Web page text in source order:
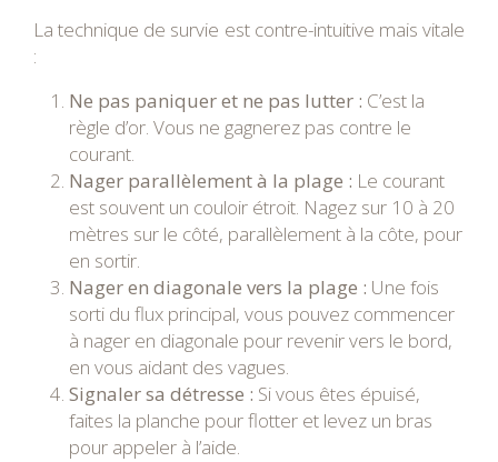
La technique de survie est contre-intuitive mais vitale
:
Ne pas paniquer et ne pas lutter : C’est la
règle d’or. Vous ne gagnerez pas contre le
courant.
Nager parallèlement à la plage : Le courant
est souvent un couloir étroit. Nagez sur 10 à 20
mètres sur le côté, parallèlement à la côte, pour
en sortir.
Nager en diagonale vers la plage : Une fois
sorti du flux principal, vous pouvez commencer
à nager en diagonale pour revenir vers le bord,
en vous aidant des vagues.
Signaler sa détresse : Si vous êtes épuisé,
faites la planche pour flotter et levez un bras
pour appeler à l’aide.